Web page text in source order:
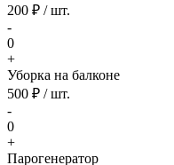
200 ₽ / шт.
-
0
+
Уборка на балконе
500 ₽ / шт.
-
0
+
Парогенератор